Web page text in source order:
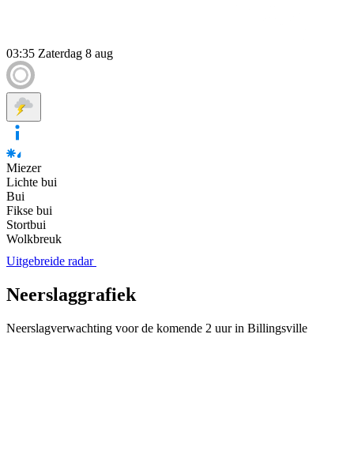
03:35 Zaterdag 8 aug
Miezer
Lichte bui
Bui
Fikse bui
Stortbui
Wolkbreuk
Uitgebreide radar
Neerslaggrafiek
Neerslagverwachting voor de komende 2 uur in Billingsville